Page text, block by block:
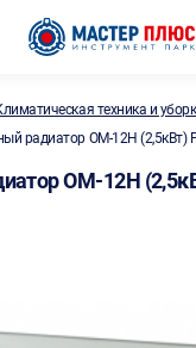
техника и
радиатор ОМ-12Н
ОМ-12Н